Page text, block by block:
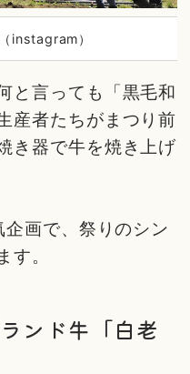
instagram）
と言っても「黒毛和
産者たちがまつり前
き器で牛を焼き上げ
画で、祭りのシン
。
ンド牛「白老